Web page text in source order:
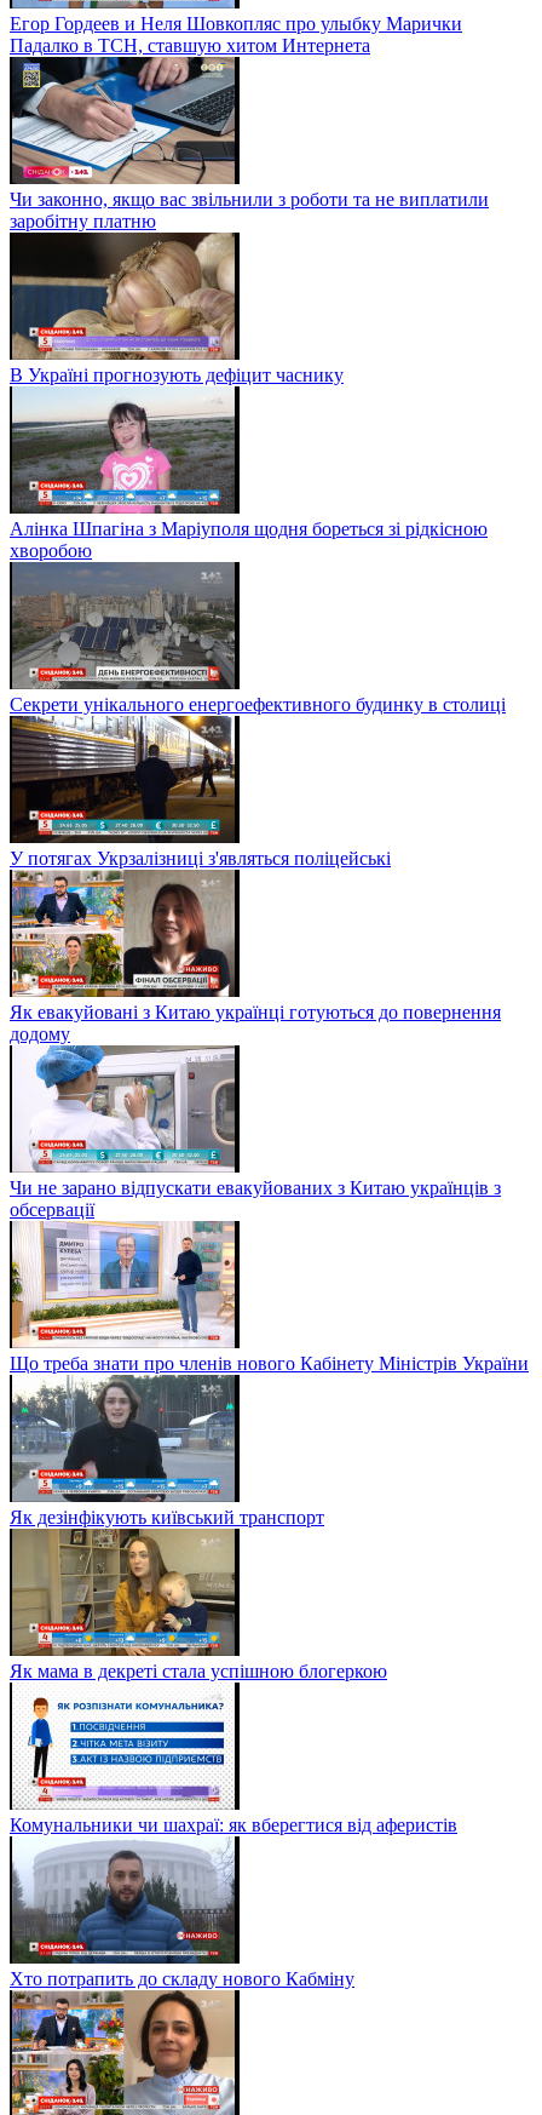
Егор Гордеев и Неля Шовкопляс про улыбку Марички
Падалко в ТСН, ставшую хитом Интернета
Чи законно, якщо вас звільнили з роботи та не виплатили
заробітну платню
В Україні прогнозують дефіцит часнику
Алінка Шпагіна з Маріуполя щодня бореться зі рідкісною
хворобою
Секрети унікального енергоефективного будинку в столиці
У потягах Укрзалізниці з'являться поліцейські
Як евакуйовані з Китаю українці готуються до повернення
додому
Чи не зарано відпускати евакуйованих з Китаю українців з
обсервації
Що треба знати про членів нового Кабінету Міністрів України
Як дезінфікують київський транспорт
Як мама в декреті стала успішною блогеркою
Комунальники чи шахраї: як вберегтися від аферистів
Хто потрапить до складу нового Кабміну